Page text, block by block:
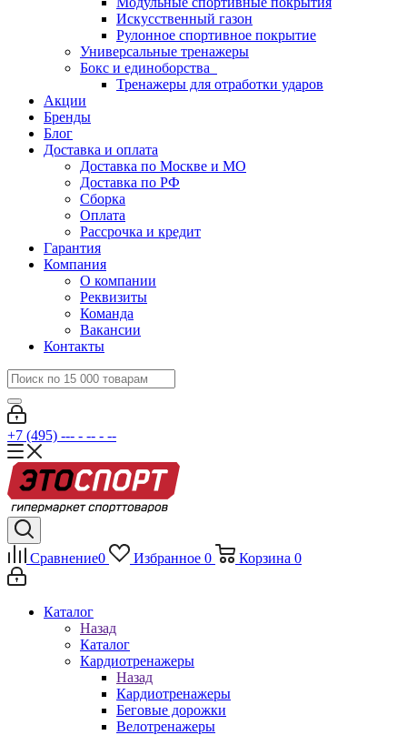
Искусственный газон
Рулонное спортивное покрытие
Универсальные тренажеры
Бокс и единоборства
Тренажеры для отработки ударов
Акции
Бренды
Блог
Доставка и оплата
Доставка по Москве и МО
Доставка по РФ
Сборка
Оплата
Рассрочка и кредит
Гарантия
Компания
О компании
Реквизиты
Команда
Вакансии
Контакты
+7 (495) --- - -- - --
Сравнение0 Избранное 0 Корзина 0
Каталог
Назад
Каталог
Кардиотренажеры
Назад
Кардиотренажеры
Беговые дорожки
Велотренажеры